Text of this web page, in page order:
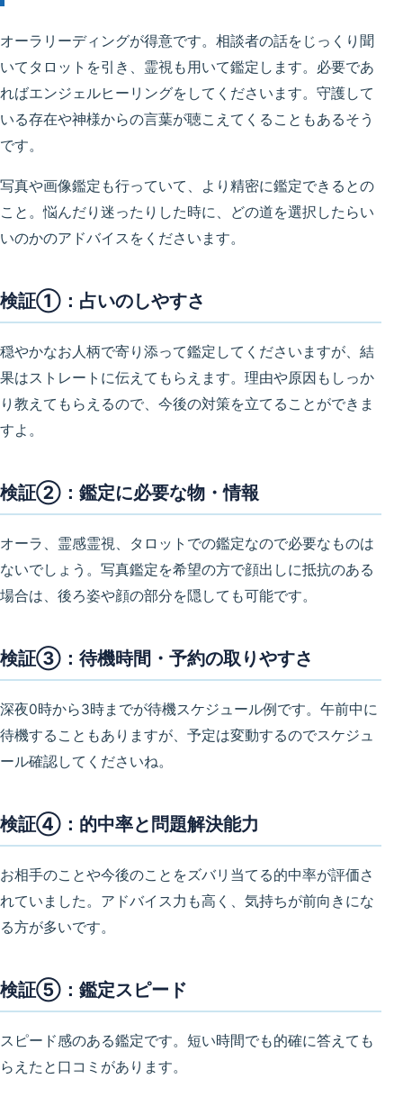
オーラリーディングが得意です。相談者の話をじっくり聞
いてタロットを引き、霊視も用いて鑑定します。必要であ
ればエンジェルヒーリングをしてくださいます。守護して
いる存在や神様からの言葉が聴こえてくることもあるそう
です。
写真や画像鑑定も行っていて、より精密に鑑定できるとの
こと。悩んだり迷ったりした時に、どの道を選択したらい
いのかのアドバイスをくださいます。
検証①：占いのしやすさ
穏やかなお人柄で寄り添って鑑定してくださいますが、結
果はストレートに伝えてもらえます。理由や原因もしっか
り教えてもらえるので、今後の対策を立てることができま
すよ。
検証②：鑑定に必要な物・情報
オーラ、霊感霊視、タロットでの鑑定なので必要なものは
ないでしょう。写真鑑定を希望の方で顔出しに抵抗のある
場合は、後ろ姿や顔の部分を隠しても可能です。
検証③：待機時間・予約の取りやすさ
深夜0時から3時までが待機スケジュール例です。午前中に
待機することもありますが、予定は変動するのでスケジュ
ール確認してくださいね。
検証④：的中率と問題解決能力
お相手のことや今後のことをズバリ当てる的中率が評価さ
れていました。アドバイス力も高く、気持ちが前向きにな
る方が多いです。
検証⑤：鑑定スピード
スピード感のある鑑定です。短い時間でも的確に答えても
らえたと口コミがあります。